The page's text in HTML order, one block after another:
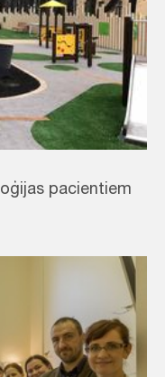
pacientiem